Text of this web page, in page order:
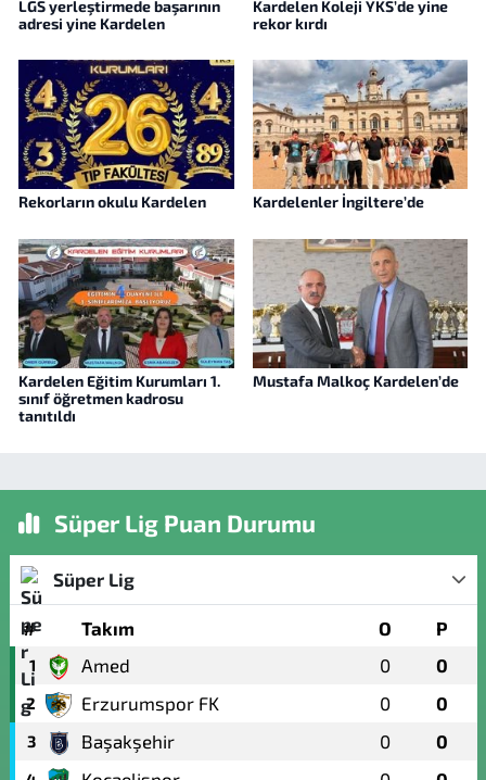
LGS yerleştirmede başarının
adresi yine Kardelen
Kardelen Koleji YKS’de yine
rekor kırdı
Rekorların okulu Kardelen Kardelenler İngiltere’de
Kardelen Eğitim Kurumları 1.
sınıf öğretmen kadrosu
tanıtıldı
Mustafa Malkoç Kardelen’de
Süper Lig Puan Durumu
Süper Lig
# Takım O P
1 Amed 0 0
2 Erzurumspor FK 0 0
3 Başakşehir 0 0